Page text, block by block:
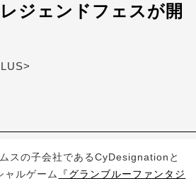
ジェンドフェスが開
スの子会社であるCyDesignationと
ャルゲーム
『グランブルーファンタジ